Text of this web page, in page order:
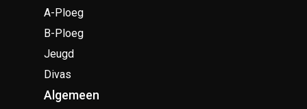
A-Ploeg
B-Ploeg
Jeugd
Divas
Algemeen